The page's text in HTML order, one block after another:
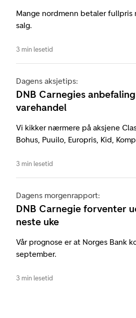
Mange nordmenn betaler fullpris
salg.
3 min lesetid
Dagens aksjetips:
DNB Carnegies
varehandel
Vi kikker nærmere på aksjene
Bohus, Puuilo, Europris, Kid,
3 min lesetid
Dagens morgenrapport:
DNB Carnegie forventer
neste uke
Vår prognose er at Norges Bank
september.
3 min lesetid